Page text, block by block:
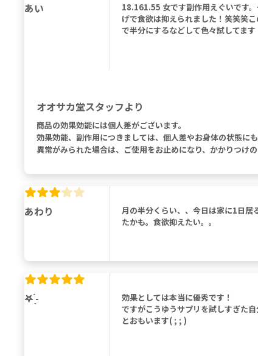
あい
18.161.55 女です副作用えぐいです
げで食欲は抑えられました！笑笑笑
で半分にするなどして色々試してま
オオサカ堂スタッフより
商品の効果効能には個人差がございます。
効果効能、副作用につきましては、個人差やお身体の状態にも
異常がみられた場合は、ご使用をお止めになり、かかりつけ
あわり
月の半分くらい、、今日は家に1日居
たかも。食欲抑えたい。。
‎𖤐 ̖́-‬
効果としては本当に優秀です！
ですがこうゆうサプリを試しすぎた
とおもいます( ; ; )